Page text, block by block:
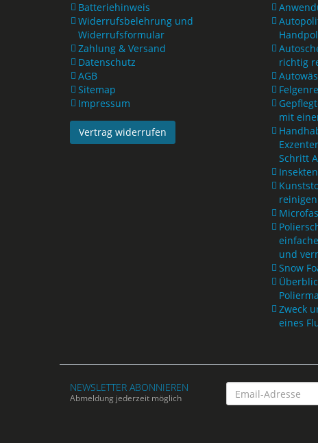
Batteriehinweis
Widerrufsbelehrung und
Widerrufsformular
Zahlung & Versand
Datenschutz
AGB
Sitemap
Impressum
Vertrag widerrufen
richtig
mit
Schritt
und
Snow
Zweck
eines
NEWSLETTER ABONNIEREN
Abmeldung jederzeit möglich
Email-
Adresse